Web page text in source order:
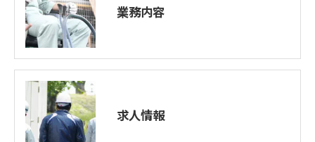
業務内容
求人情報